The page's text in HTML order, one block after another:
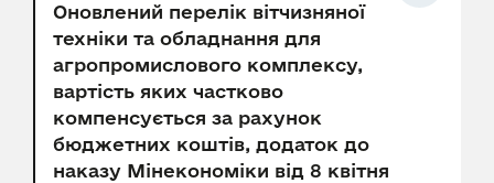
Оновлений перелік вітчизняної
техніки та обладнання для
агропромислового комплексу,
вартість яких частково
компенсується за рахунок
бюджетних коштів, додаток до
наказу Мінекономіки від 8 квітня